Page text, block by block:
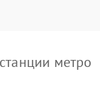
метро